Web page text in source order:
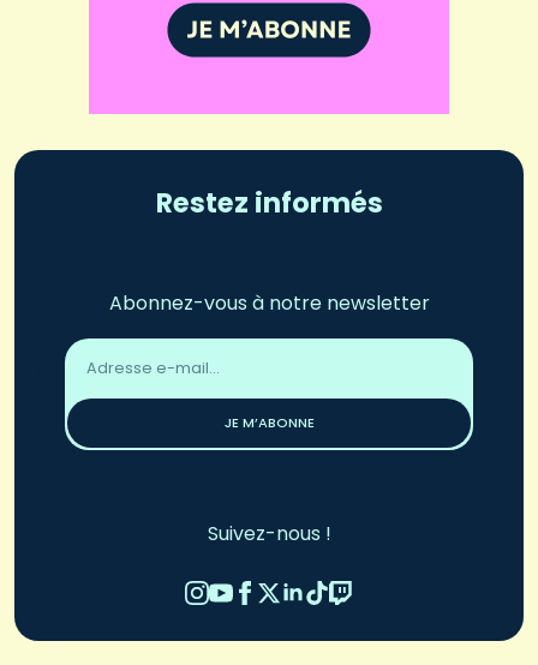
Restez informés
Abonnez-vous à notre newsletter
Adresse
email
JE M’ABONNE
Suivez-nous !